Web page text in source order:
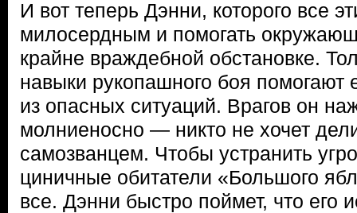
И вот теперь Дэнни, которого все
милосердным и помогать
крайне враждебной обстановке.
навыки рукопашного боя помогают
из опасных ситуаций. Врагов он
молниеносно — никто не хочет
самозванцем. Чтобы устранить
циничные обитатели «Большого
все. Дэнни быстро поймет, что его